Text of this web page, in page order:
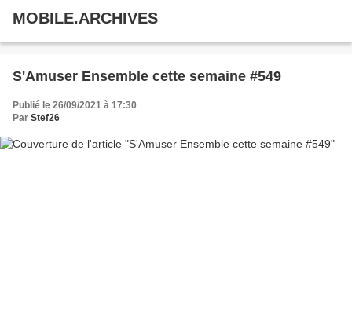
MOBILE.ARCHIVES
S'Amuser Ensemble cette semaine #549
Publié le 26/09/2021 à 17:30
Par Stef26